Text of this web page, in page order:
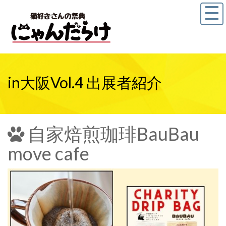
in大阪Vol.4 出展者紹介
自家焙煎珈琲BauBau
move cafe